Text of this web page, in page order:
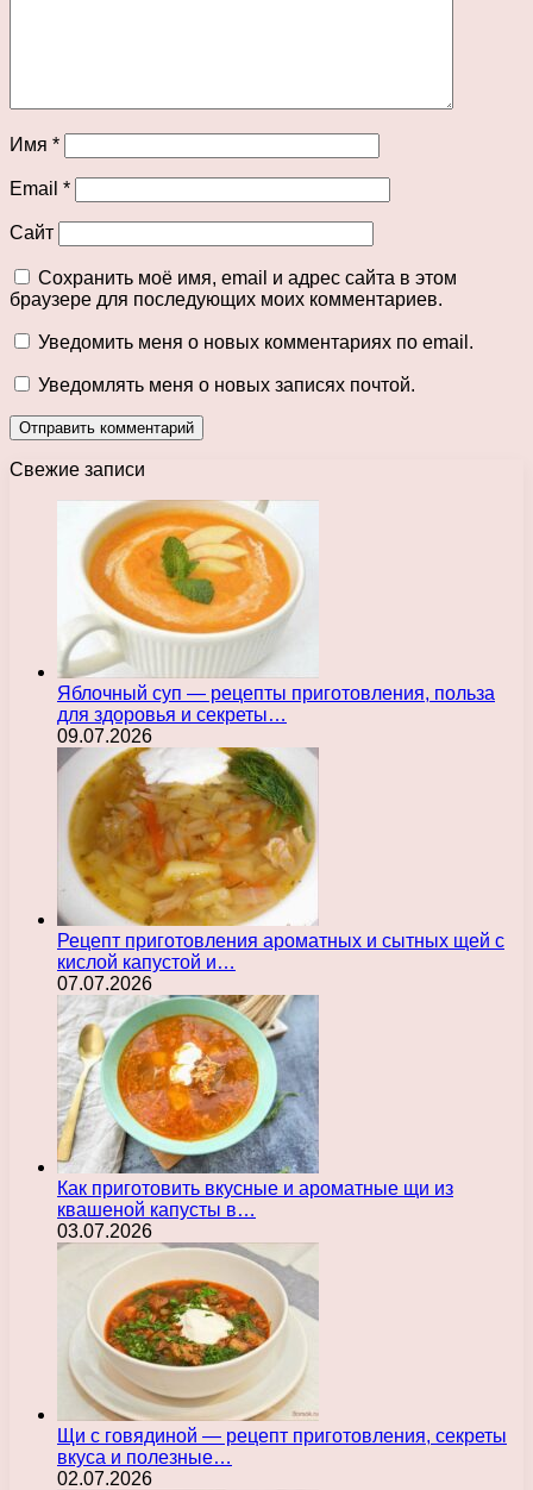
Имя *
Email *
Сайт
Сохранить моё имя, email и адрес сайта в этом
браузере для последующих моих комментариев.
Уведомить меня о новых комментариях по email.
Уведомлять меня о новых записях почтой.
Свежие записи
Яблочный суп — рецепты приготовления, польза
для здоровья и секреты…
09.07.2026
Рецепт приготовления ароматных и сытных щей с
кислой капустой и…
07.07.2026
Как приготовить вкусные и ароматные щи из
квашеной капусты в…
03.07.2026
Щи с говядиной — рецепт приготовления, секреты
вкуса и полезные…
02.07.2026